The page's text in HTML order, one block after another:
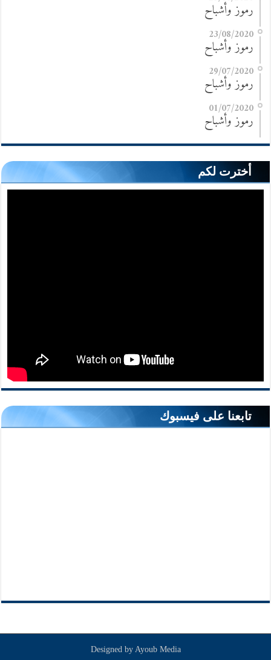
رموز وأشباح
23/08/2020
رموز وأشباح
29/07/2020
رموز وأشباح
01/07/2020
رموز وأشباح
أخترت لكم
تابعنا على فيسبوك
Designed by Ayoub Media